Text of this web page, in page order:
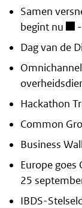
Samen
begint nu
Dag van de
Hackathon
Common
Business
Europe goes
25
IBDS-